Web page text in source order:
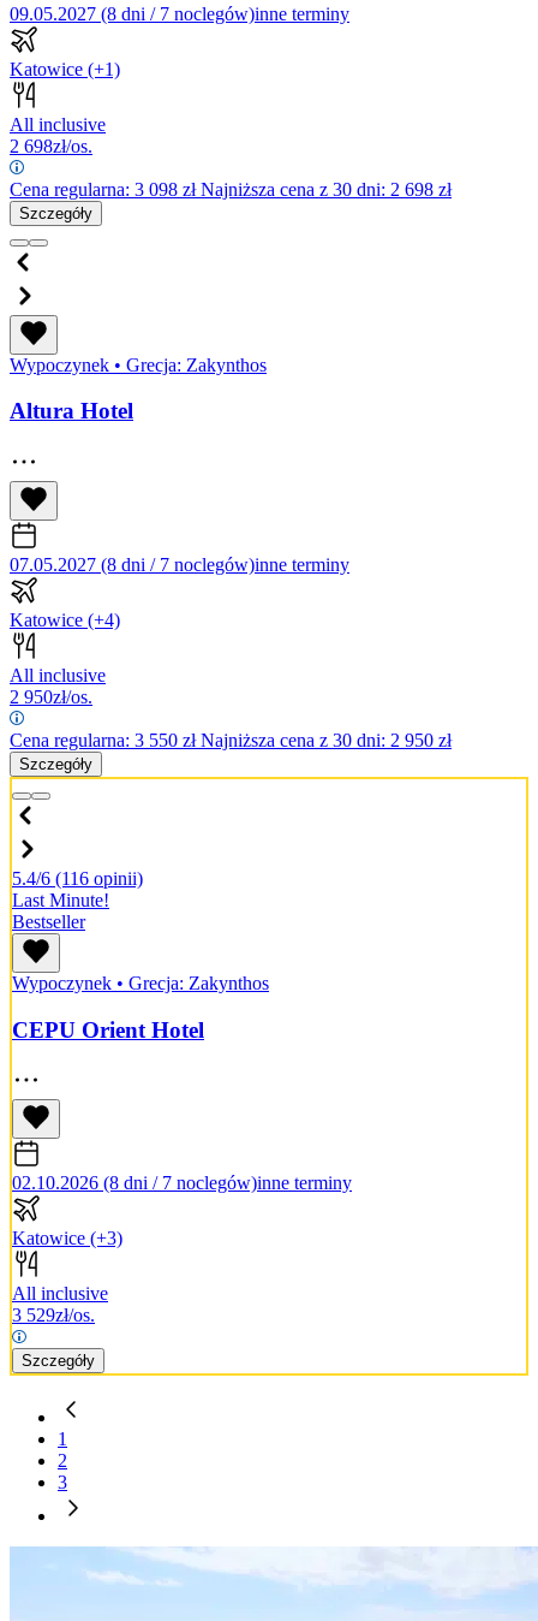
09.05.2027 (8 dni / 7 noclegów)inne terminy
Katowice (+1)
All inclusive
2 698zł/os.
Cena regularna: 3 098 złNajniższa cena z 30 dni: 2 698 zł
Szczegóły
Wypoczynek • Grecja: Zakynthos
Altura Hotel
07.05.2027 (8 dni / 7 noclegów)inne terminy
Katowice (+4)
All inclusive
2 950zł/os.
Cena regularna: 3 550 złNajniższa cena z 30 dni: 2 950 zł
Szczegóły
5.4/6 (116 opinii)
Last Minute!
Bestseller
Wypoczynek • Grecja: Zakynthos
CEPU Orient Hotel
02.10.2026 (8 dni / 7 noclegów)inne terminy
Katowice (+3)
All inclusive
3 529zł/os.
Szczegóły
1
2
3